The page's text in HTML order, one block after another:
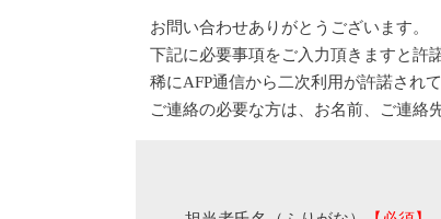
お問い合わせありがとうございます。
下記に必要事項をご入力頂きますと許
稀にAFP通信から二次利用が許諾され
ご連絡の必要な方は、お名前、ご連絡